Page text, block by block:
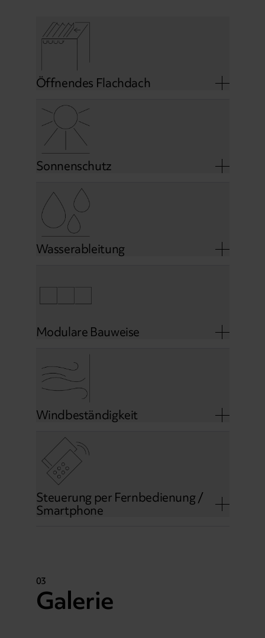
Öffnendes Flachdach
Sonnenschutz
Wasserableitung
Modulare Bauweise
Windbeständigkeit
Steuerung per Fernbedienung /
Smartphone
03
Galerie